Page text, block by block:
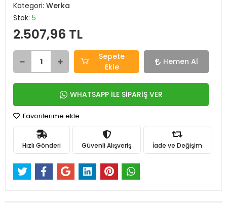
Kategori: Werka
Stok: 5
2.507,96 TL
Sepete
Ekle
Hemen Al
WHATSAPP İLE SİPARİŞ VER
Favorilerime ekle
Hızlı Gönderi Güvenli Alışveriş İade ve Değişim